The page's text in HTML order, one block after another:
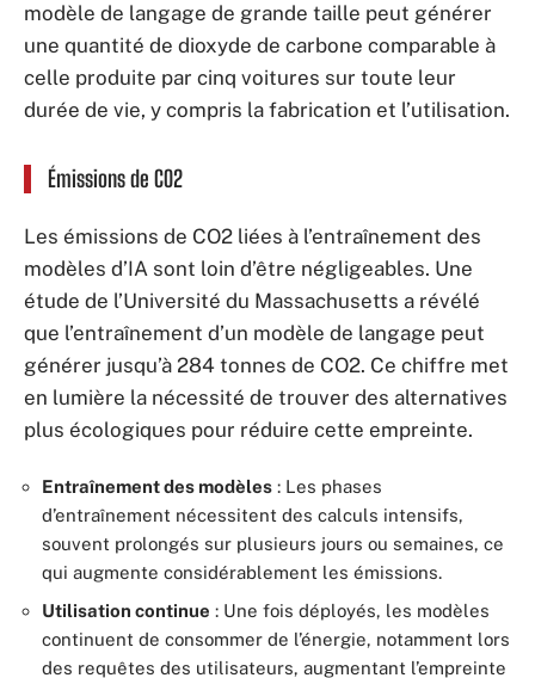
modèle de langage de grande taille peut générer
une quantité de dioxyde de carbone comparable à
celle produite par cinq voitures sur toute leur
durée de vie, y compris la fabrication et l’utilisation.
Émissions de CO2
Les émissions de CO2 liées à l’entraînement des
modèles d’IA sont loin d’être négligeables. Une
étude de l’Université du Massachusetts a révélé
que l’entraînement d’un modèle de langage peut
générer jusqu’à 284 tonnes de CO2. Ce chiffre met
en lumière la nécessité de trouver des alternatives
plus écologiques pour réduire cette empreinte.
Entraînement des modèles : Les phases
d’entraînement nécessitent des calculs intensifs,
souvent prolongés sur plusieurs jours ou semaines, ce
qui augmente considérablement les émissions.
Utilisation continue : Une fois déployés, les modèles
continuent de consommer de l’énergie, notamment lors
des requêtes des utilisateurs, augmentant l’empreinte